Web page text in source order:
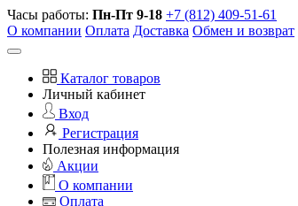
Часы работы: Пн-Пт 9-18 +7 (812) 409-51-61
О компании Оплата Доставка Обмен и возврат
Каталог товаров
Личный кабинет
Вход
Регистрация
Полезная информация
Акции
О компании
Оплата